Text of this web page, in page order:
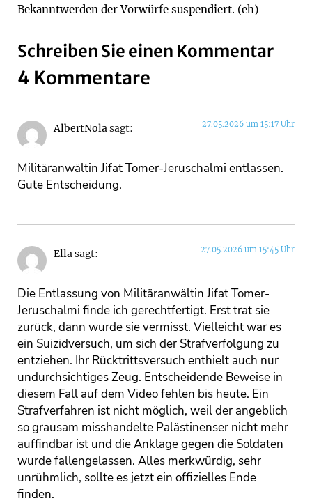
Bekanntwerden der Vorwürfe suspendiert. (eh)
Schreiben Sie einen Kommentar
4 Kommentare
AlbertNolasagt: 27.05.2026 um 15:17 Uhr
Militäranwältin Jifat Tomer-Jeruschalmi entlassen.
Gute Entscheidung.
Ellasagt: 27.05.2026 um 15:45 Uhr
Die Entlassung von Militäranwältin Jifat Tomer-
Jeruschalmi finde ich gerechtfertigt. Erst trat sie
zurück, dann wurde sie vermisst. Vielleicht war es
ein Suizidversuch, um sich der Strafverfolgung zu
entziehen. Ihr Rücktrittsversuch enthielt auch nur
undurchsichtiges Zeug. Entscheidende Beweise in
diesem Fall auf dem Video fehlen bis heute. Ein
Strafverfahren ist nicht möglich, weil der angeblich
so grausam misshandelte Palästinenser nicht mehr
auffindbar ist und die Anklage gegen die Soldaten
wurde fallengelassen. Alles merkwürdig, sehr
unrühmlich, sollte es jetzt ein offizielles Ende
finden.